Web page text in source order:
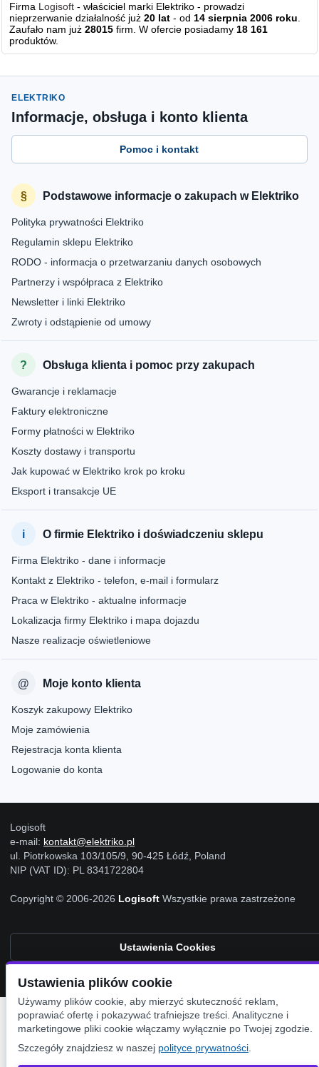
Firma Logisoft - właściciel marki Elektriko - prowadzi
nieprzerwanie działalność już20 lat - od14 sierpnia 2006 roku.
Zaufało nam już28015 firm. W ofercie posiadamy18 161
produktów.
ELEKTRIKO
Informacje, obsługa i konto klienta
Pomoc i kontakt
Podstawowe informacje o zakupach w Elektriko
Polityka prywatności Elektriko
Regulamin sklepu Elektriko
RODO - informacja o przetwarzaniu danych osobowych
Partnerzy i współpraca z Elektriko
Newsletter i linki Elektriko
Zwroty i odstąpienie od umowy
Obsługa klienta i pomoc przy zakupach
Gwarancje i reklamacje
Faktury elektroniczne
Formy płatności w Elektriko
Koszty dostawy i transportu
Jak kupować w Elektriko krok po kroku
Eksport i transakcje UE
O firmie Elektriko i doświadczeniu sklepu
Firma Elektriko - dane i informacje
Kontakt z Elektriko - telefon, e-mail i formularz
Praca w Elektriko - aktualne informacje
Lokalizacja firmy Elektriko i mapa dojazdu
Nasze realizacje oświetleniowe
Moje konto klienta
Koszyk zakupowy Elektriko
Moje zamówienia
Rejestracja konta klienta
Logowanie do konta
Logisoft
e-mail: kontakt@elektriko.pl
ul. Piotrkowska 103/105/9, 90-425 Łódź, Poland
NIP (VAT ID): PL 8341722804
Copyright © 2006-2026 Logisoft Wszystkie prawa zastrzeżone
Ustawienia Cookies
Ustawienia plików cookie
Używamy plików cookie, aby mierzyć skuteczność reklam,
poprawiać ofertę i pokazywać trafniejsze treści. Analityczne i
marketingowe pliki cookie włączamy wyłącznie po Twojej zgodzie.
Szczegóły znajdziesz w naszej polityce prywatności